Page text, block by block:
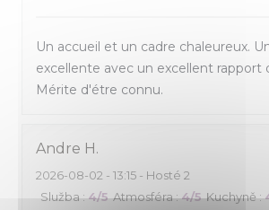
Un accueil et un cadre chaleureux.
excellente avec un excellent rapport
Mérite d'étre connu.
Andre H
2026-08-02 - 13:15 - Hosté 2
Služba:4/5 Atmosféra:4/5 Kuchyně: